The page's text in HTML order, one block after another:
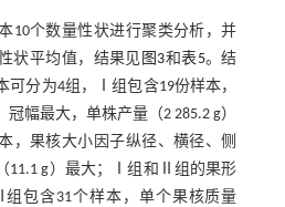
10个数量性状进行聚类分析，并
状平均值，结果见 图3和表5。结
可分为4组，Ⅰ组包含19份样本，
幅最大，单株产量（2 285.2 g）
，果核大小因子纵径、横径、侧
11.1 g）最大；Ⅰ组和Ⅱ组的果形
包含31个样本，单个果核质量